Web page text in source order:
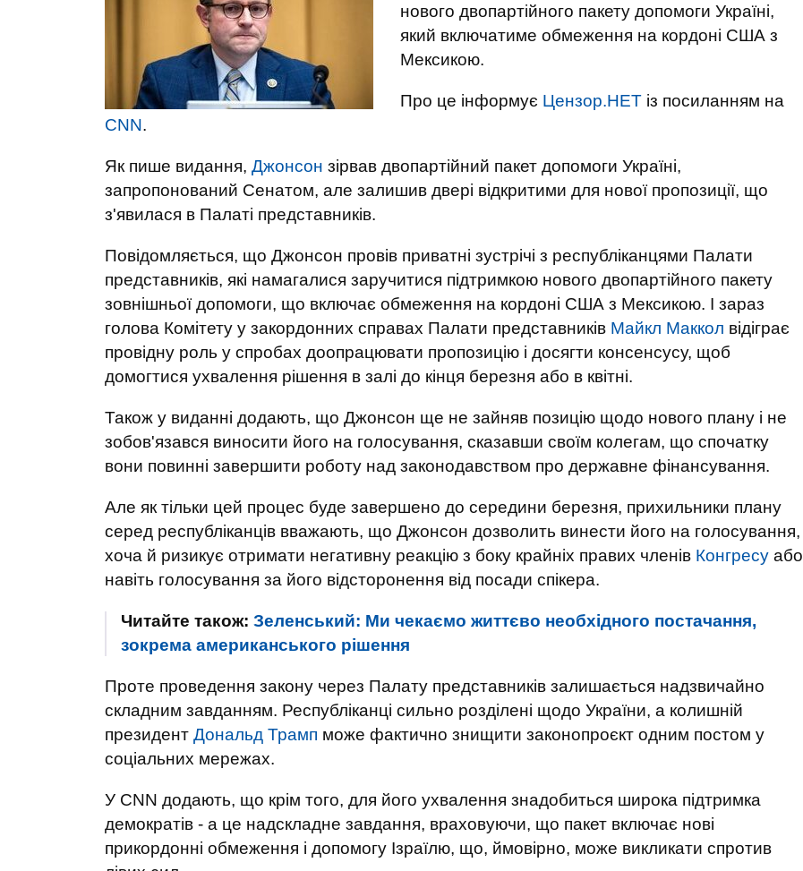
нового двопартійного пакету допомоги Україні,
який включатиме обмеження на кордоні США з
Мексикою.
Про це інформує Цензор.НЕТ із посиланням на
CNN.
Як пише видання, Джонсон зірвав двопартійний пакет допомоги Україні,
запропонований Сенатом, але залишив двері відкритими для нової пропозиції, що
з'явилася в Палаті представників.
Повідомляється, що Джонсон провів приватні зустрічі з республіканцями Палати
представників, які намагалися заручитися підтримкою нового двопартійного пакету
зовнішньої допомоги, що включає обмеження на кордоні США з Мексикою. І зараз
голова Комітету у закордонних справах Палати представників Майкл Маккол відіграє
провідну роль у спробах доопрацювати пропозицію і досягти консенсусу, щоб
домогтися ухвалення рішення в залі до кінця березня або в квітні.
Також у виданні додають, що Джонсон ще не зайняв позицію щодо нового плану і не
зобов'язався виносити його на голосування, сказавши своїм колегам, що спочатку
вони повинні завершити роботу над законодавством про державне фінансування.
Але як тільки цей процес буде завершено до середини березня, прихильники плану
серед республіканців вважають, що Джонсон дозволить винести його на голосування,
хоча й ризикує отримати негативну реакцію з боку крайніх правих членів Конгресу або
навіть голосування за його відсторонення від посади спікера.
Читайте також: Зеленський: Ми чекаємо життєво необхідного постачання,
зокрема американського рішення
Проте проведення закону через Палату представників залишається надзвичайно
складним завданням. Республіканці сильно розділені щодо України, а колишній
президент Дональд Трамп може фактично знищити законопроєкт одним постом у
соціальних мережах.
У CNN додають, що крім того, для його ухвалення знадобиться широка підтримка
демократів - а це надскладне завдання, враховуючи, що пакет включає нові
прикордонні обмеження і допомогу Ізраїлю, що, ймовірно, може викликати спротив